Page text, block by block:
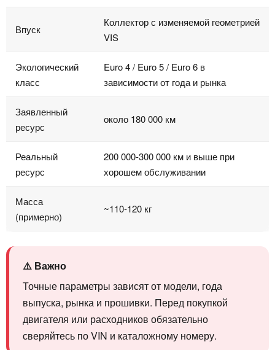
Впуск
Коллектор с изменяемой геометрией
VIS
Экологический
класс
Euro 4 / Euro 5 / Euro 6 в
зависимости от года и рынка
Заявленный
ресурс
около 180 000 км
Реальный
ресурс
200 000-300 000 км и выше при
хорошем обслуживании
Масса
(примерно)
~110-120 кг
⚠️ Важно
Точные параметры зависят от модели, года
выпуска, рынка и прошивки. Перед покупкой
двигателя или расходников обязательно
сверяйтесь по VIN и каталожному номеру.